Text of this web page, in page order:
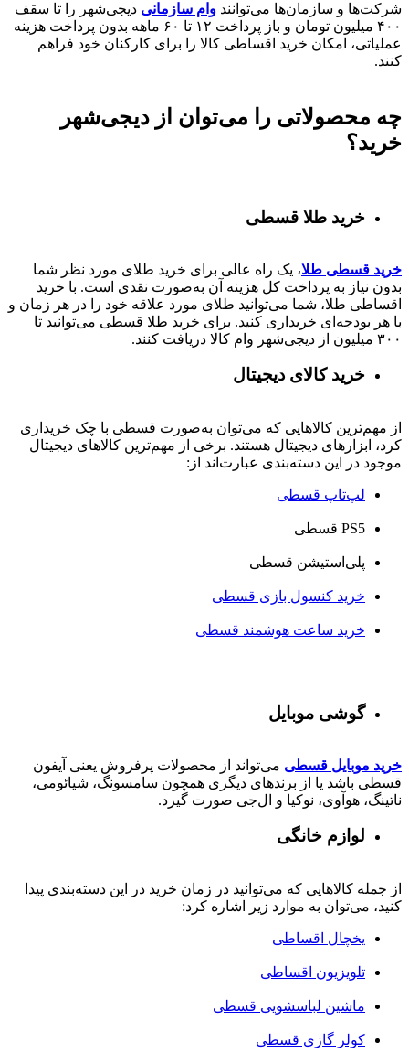
شرکت‌ها و سازمان‌ها می‌توانند وام سازمانی دیجی‌شهر را تا سقف
۴۰۰ میلیون تومان و باز پرداخت ۱۲ تا ۶۰
ماهه بدون پرداخت هزینه
عملیاتی، امکان خرید اقساطی کالا را برای کارکنان خود فراهم
کنند.
چه محصولاتی را می‌توان از دیجی‌شهر
خرید؟
خرید طلا قسطی
خرید قسطی طلا، یک راه عالی برای خرید طلای مورد نظر شما
بدون نیاز به پرداخت کل هزینه آن به‌صورت نقدی است. با خرید
اقساطی طلا، شما می‌توانید طلای مورد علاقه خود را در هر زمان و
با هر بودجه‌ای خریداری کنید. برای خرید طلا قسطی می‌توانید تا
۳۰۰ میلیون از دیجی‌شهر وام کالا دریافت کنند.
خرید کالای دیجیتال
از مهم‌ترین کالاهایی که می‌توان به‌صورت قسطی با چک خریداری
کرد، ابزارهای دیجیتال هستند. برخی از مهم‌ترین کالاهای دیجیتال
موجود در این دسته‌بندی عبارت‌اند از:
لپ‌تاپ قسطی
PS5 قسطی
پلی‌استیشن قسطی
خرید کنسول بازی قسطی
خرید ساعت هوشمند قسطی
گوشی موبایل
خرید موبایل قسطی می‌تواند از محصولات پرفروش یعنی آیفون
قسطی باشد یا از برندهای دیگری همچون سامسونگ، شیائومی،
ناتینگ، هوآوی، نوکیا و ال‌جی صورت گیرد.
لوازم خانگی
از جمله کالاهایی که می‌توانید در زمان خرید در این دسته‌بندی پیدا
کنید، می‌توان به موارد زیر اشاره کرد:
یخچال اقساطی
تلویزیون اقساطی
ماشین لباسشویی قسطی
کولر گازی قسطی